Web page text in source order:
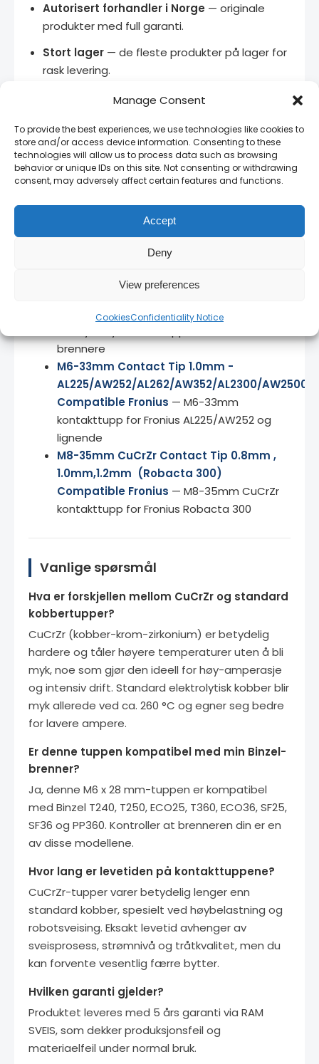
Manage Consent
To provide the best experiences, we use technologies like cookies to
store and/or access device information. Consenting to these
technologies will allow us to process data such as browsing
behavior or unique IDs on this site. Not consenting or withdrawing
consent, may adversely affect certain features and functions.
Accept
Deny
View preferences
CookiesConfidentiality Notice
Autorisert forhandler i Norge — originale
produkter med full garanti.
Stort lager — de fleste produkter på lager for
rask levering.
Bedriftspriser— kontakt oss for volumrabatt
Norsk teknisk support— vi snakker ditt språk
og kjenner produktene.
14 dagers angrerett— full retur på uåpnede
produkter.
M8 x 30mm CuCrZr (T401/T501/PP40W)
Contact Tip HD— M8 x 30mm CuCrZr
brennere
M6-33mm Contact Tip 1.0mm -
AL225/AW252/AL262/AW352/AL2300/AW2500
Compatible Fronius — M6-33mm
kontakttupp for Fronius AL225/AW252 og
lignende
M8-35mm CuCrZr Contact Tip 0.8mm ,
1.0mm,1.2mm (Robacta 300)
Compatible Fronius — M8-35mm CuCrZr
kontakttupp for Fronius Robacta 300
Vanlige spørsmål
Hva er forskjellen mellom CuCrZr og standard
kobbertupper?
CuCrZr (kobber-krom-zirkonium) er betydelig
hardere og tåler høyere temperaturer uten å bli
myk, noe som gjør den ideell for høy-amperasje
og intensiv drift. Standard elektrolytisk kobber blir
myk allerede ved ca. 260 °C og egner seg bedre
for lavere ampere.
Er denne tuppen kompatibel med min Binzel-
brenner?
Ja, denne M6 x 28 mm-tuppen er kompatibel
med Binzel T240, T250, ECO25, T360, ECO36, SF25,
SF36 og PP360. Kontroller at brenneren din er en
av disse modellene.
Hvor lang er levetiden på kontakttuppene?
CuCrZr-tupper varer betydelig lenger enn
standard kobber, spesielt ved høybelastning og
robotsveising. Eksakt levetid avhenger av
sveisprosess, strømnivå og tråtkvalitet, men du
kan forvente vesentlig færre bytter.
Hvilken garanti gjelder?
Produktet leveres med 5 års garanti via RAM
SVEIS, som dekker produksjonsfeil og
materiaelfeil under normal bruk.